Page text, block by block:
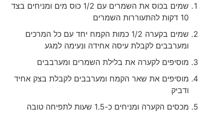
שמים בכוס את השמרים עם 1/2 כוס מים ומניחים בצד
שמים בקערה 1/2 כמות הקמח יחד עם כל המרכים
ומערבבים לקבלת עיסה אחידה ונעימה למגע
מוסיפים לקערה את בלילת השמרים ומערבבים
מוסיפים את שאר הקמח ומערבבים לקבלת בצק אחיד
ודביק
מכסים הקערה ומניחים כ-1.5 שעות לתפיחה טובה